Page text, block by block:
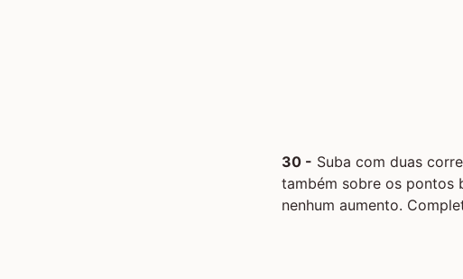
30 - Suba com duas
também sobre os pontos
nenhum aumento.